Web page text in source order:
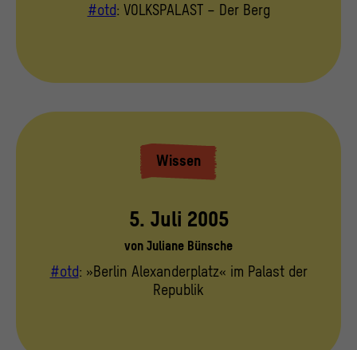
#otd: VOLKSPALAST – Der Berg
Wissen
5. Juli 2005
von Juliane Bünsche
#otd: »Berlin Alexanderplatz« im Palast der
Republik